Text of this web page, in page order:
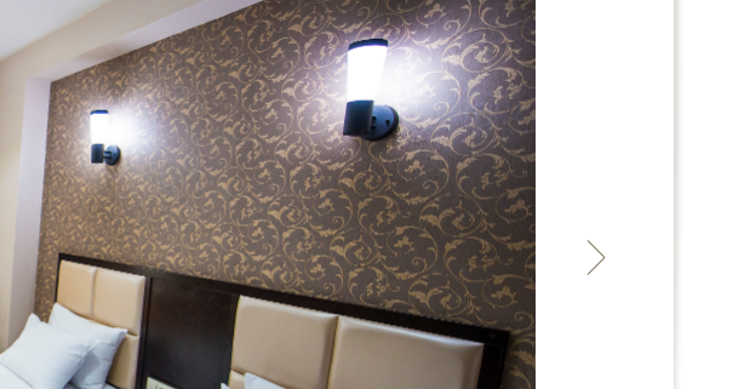
დაჯავშნა ფასი: 460 დაჯავშნა
ᲧᲕᲔᲚᲐ ᲝᲗᲐᲮᲘ